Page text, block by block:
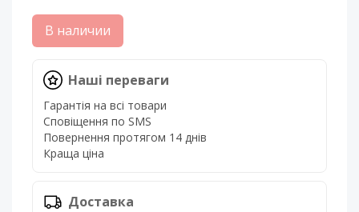
В наличии
Наші переваги
Гарантія на всі товари
Сповіщення по SMS
Повернення протягом 14 днів
Краща ціна
Доставка